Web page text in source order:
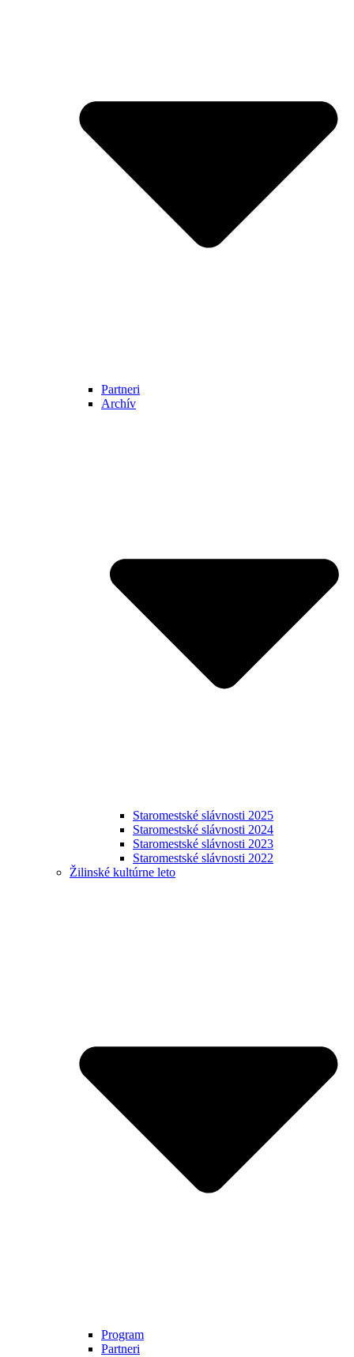
Partneri
Archív
Staromestské slávnosti 2025
Staromestské slávnosti 2024
Staromestské slávnosti 2023
Staromestské slávnosti 2022
Žilinské kultúrne leto
Program
Partneri